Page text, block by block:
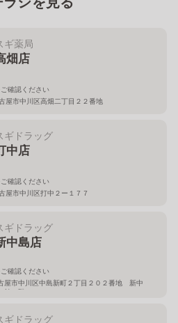
ギ薬局
畑店
確認ください
屋市中川区高畑二丁目２２番地
ギドラッグ
中店
確認ください
屋市中川区打中２ー１７７
ギドラッグ
中島店
確認ください
屋市中川区中島新町２丁目２０２番地 新中
館１階
ギドラッグ